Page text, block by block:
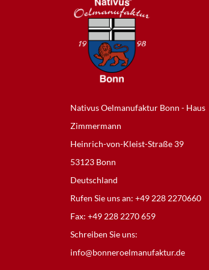
Nativus Oelmanufaktur Bonn - Haus
Zimmermann
Heinrich-von-Kleist-Straße 39
53123 Bonn
Deutschland
Rufen Sie uns an: +49 228 2270660
Fax: +49 228 2270 659
Schreiben Sie uns:
info@bonneroelmanufaktur.de